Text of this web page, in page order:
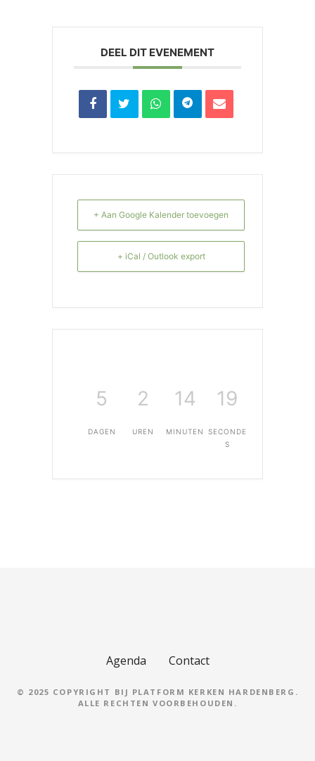
DEEL DIT EVENEMENT
+ Aan Google Kalender toevoegen
+ iCal / Outlook export
5
DAGEN
2
UREN
14
MINUTEN
19
SECONDE
S
Agenda Contact
© 2025 COPYRIGHT BIJ PLATFORM KERKEN HARDENBERG.
ALLE RECHTEN VOORBEHOUDEN.